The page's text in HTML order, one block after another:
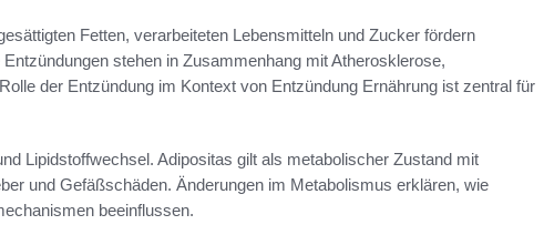
Fetten, verarbeiteten Lebensmitteln und Zucker fördern
stehen in Zusammenhang mit Atherosklerose,
der Entzündung im Kontext von Entzündung Ernährung ist zentral für
Lipidstoffwechsel. Adipositas gilt als metabolischer Zustand mit
und Gefäßschäden. Änderungen im Metabolismus erklären, wie
beeinflussen.